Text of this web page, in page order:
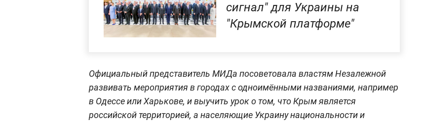
сигнал" для Украины на
"Крымской платформе"
Официальный представитель МИДа посоветовала властям Незалежной
развивать мероприятия в городах с одноимёнными названиями, например
в Одессе или Харькове, и выучить урок о том, что Крым является
российской территорией, а населяющие Украину национальности и